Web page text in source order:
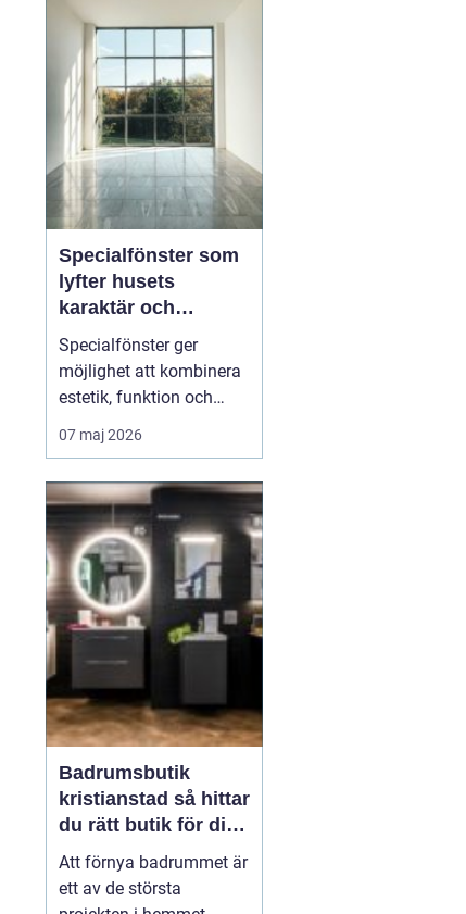
byggföretag skapa
utrymme för allt från ...
Specialfönster som
lyfter husets
karaktär och
komfort
Specialfönster ger
möjlighet att kombinera
estetik, funktion och
energieffektivitet på ett
sätt som
klarar. När gamla
hålmått, ovanliga former
eller kulturhistoriska krav
krockar med dagens
byggregler behövs
skräddarsydda lösni...
07 maj 2026
Badrumsbutik
kristianstad så hittar
du rätt butik för ditt
nya badrum
Att förnya badrummet är
ett av de största